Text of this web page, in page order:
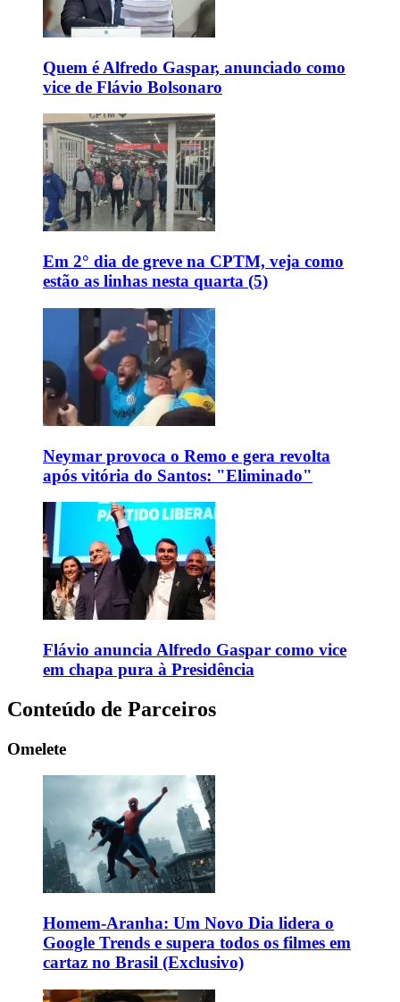
Quem é Alfredo Gaspar, anunciado como
vice de Flávio Bolsonaro
Em 2° dia de greve na CPTM, veja como
estão as linhas nesta quarta (5)
Neymar provoca o Remo e gera revolta
após vitória do Santos: "Eliminado"
Flávio anuncia Alfredo Gaspar como vice
em chapa pura à Presidência
Conteúdo de Parceiros
Omelete
Homem-Aranha: Um Novo Dia lidera o
Google Trends e supera todos os filmes em
cartaz no Brasil (Exclusivo)